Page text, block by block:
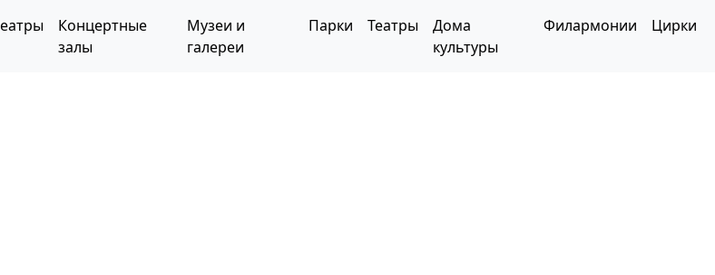
Концертные
залы
Музеи и
галереи
Парки Театры
Дома
культуры
Филармонии Цирки